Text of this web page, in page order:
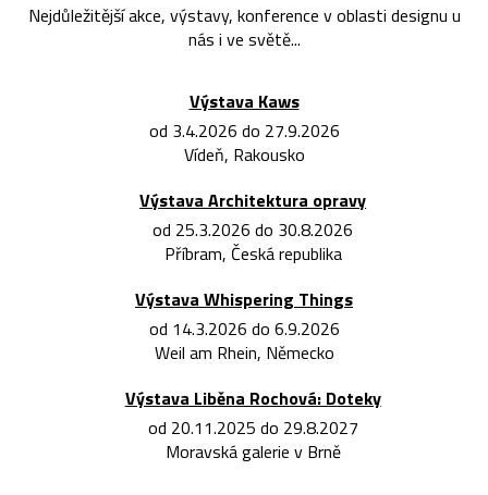
Nejdůležitější akce, výstavy, konference v oblasti designu u
nás i ve světě...
Výstava Kaws
od 3.4.2026 do 27.9.2026
Vídeň, Rakousko
Výstava Architektura opravy
od 25.3.2026 do 30.8.2026
Příbram, Česká republika
Výstava Whispering Things
od 14.3.2026 do 6.9.2026
Weil am Rhein, Německo
Výstava Liběna Rochová: Doteky
od 20.11.2025 do 29.8.2027
Moravská galerie v Brně